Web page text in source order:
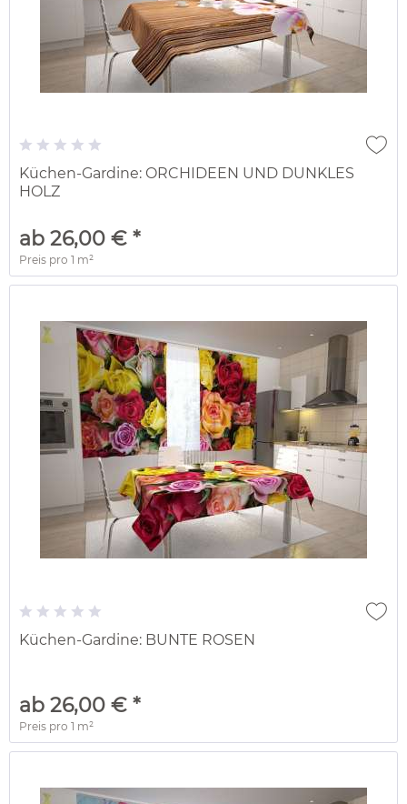
Küchen-Gardine: ORCHIDEEN UND DUNKLES
HOLZ
ab 26,00 € *
Preis pro1 m²
Küchen-Gardine: BUNTE ROSEN
ab 26,00 € *
Preis pro1 m²